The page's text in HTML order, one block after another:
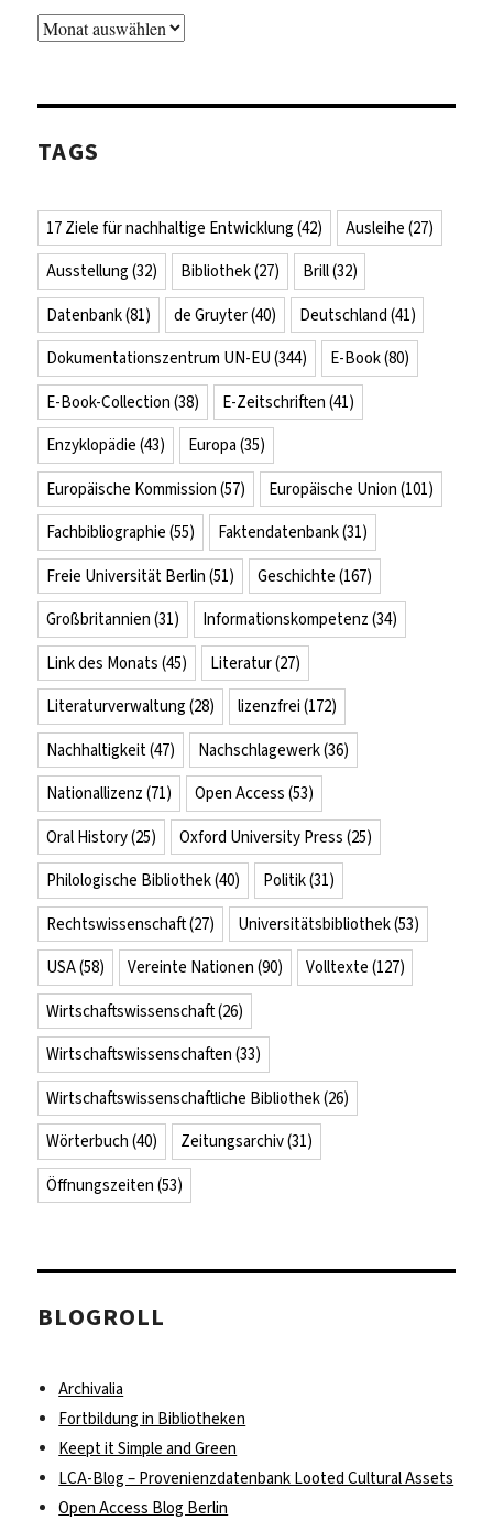
Archiv
TAGS
17 Ziele für nachhaltige Entwicklung (42) Ausleihe (27)
Ausstellung (32) Bibliothek(27) Brill(32)
Datenbank(81) de Gruyter(40) Deutschland (41)
Dokumentationszentrum UN-EU (344) E-Book(80)
E-Book-Collection (38) E-Zeitschriften (41)
Enzyklopädie (43) Europa (35)
Europäische Kommission (57) Europäische Union (101)
Fachbibliographie (55) Faktendatenbank(31)
Freie Universität Berlin (51) Geschichte (167)
Großbritannien (31) Informationskompetenz (34)
Link des Monats (45) Literatur(27)
Literaturverwaltung (28) lizenzfrei (172)
Nachhaltigkeit(47) Nachschlagewerk(36)
Nationallizenz (71) Open Access (53)
Oral History(25) Oxford University Press (25)
Philologische Bibliothek(40) Politik(31)
Rechtswissenschaft(27) Universitätsbibliothek(53)
USA(58) Vereinte Nationen (90) Volltexte (127)
Wirtschaftswissenschaft(26)
Wirtschaftswissenschaften (33)
Wirtschaftswissenschaftliche Bibliothek(26)
Wörterbuch (40) Zeitungsarchiv(31)
Öffnungszeiten (53)
BLOGROLL
Archivalia
Fortbildung in Bibliotheken
Keept it Simple and Green
LCA-Blog – Provenienzdatenbank Looted Cultural Assets
Open Access Blog Berlin